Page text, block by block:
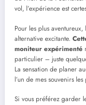
vol, l’expérience est
Pour les plus
alternative excitante.
moniteur expérimenté
particulier – juste
La sensation de planer
l’un de mes souvenirs
Si vous préférez garder